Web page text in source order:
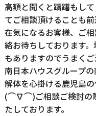
高額と聞くと躊躇もし
てご相談頂けることも
在気になるお客様、ご
絡お待ちしております
もありますのでうまく
南日本ハウスグループ
解体を心掛ける鹿児島の
(⌒∇⌒)ご相談ご検討の
たしております。